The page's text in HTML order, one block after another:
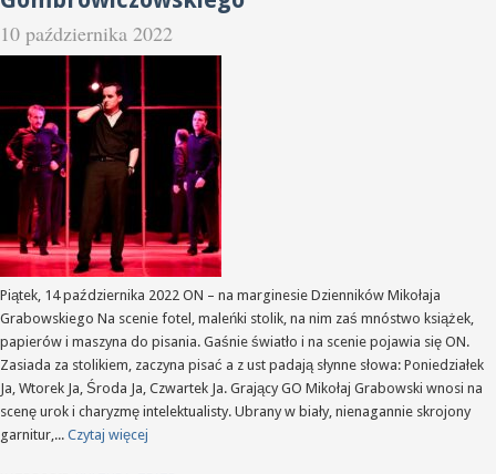
10 października 2022
Piątek, 14 października 2022 ON – na marginesie Dzienników Mikołaja
Grabowskiego Na scenie fotel, maleńki stolik, na nim zaś mnóstwo książek,
papierów i maszyna do pisania. Gaśnie światło i na scenie pojawia się ON.
Zasiada za stolikiem, zaczyna pisać a z ust padają słynne słowa: Poniedziałek
Ja, Wtorek Ja, Środa Ja, Czwartek Ja. Grający GO Mikołaj Grabowski wnosi na
scenę urok i charyzmę intelektualisty. Ubrany w biały, nienagannie skrojony
garnitur,... Czytaj więcej